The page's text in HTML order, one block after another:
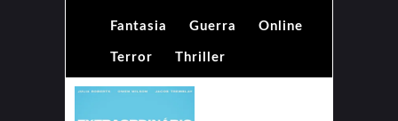
Fantasia Guerra Online
Terror Thriller